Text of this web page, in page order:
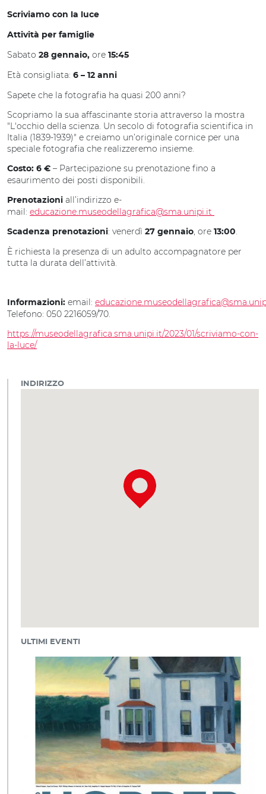
Scriviamo con la luce
Attività per famiglie
Sabato 28 gennaio, ore 15:45
Età consigliata: 6 – 12 anni
Sapete che la fotografia ha quasi 200 anni?
Scopriamo la sua affascinante storia attraverso la mostra
"L'occhio della scienza. Un secolo di fotografia scientifica in
Italia (1839-1939)" e creiamo un’originale cornice per una
speciale fotografia che realizzeremo insieme.
Costo: 6 € – Partecipazione su prenotazione fino a
esaurimento dei posti disponibili.
Prenotazioni all’indirizzo e-
mail: educazione.museodellagrafica@sma.unipi.it
Scadenza prenotazioni: venerdì 27 gennaio, ore 13:00.
È richiesta la presenza di un adulto accompagnatore per
tutta la durata dell’attività.
Informazioni: email:
Telefono: 050 2216059/70.
https://museodellagrafica.sma.unipi.it/2023/01/scriviamo-con-
la-luce/
INDIRIZZO
ULTIMI EVENTI